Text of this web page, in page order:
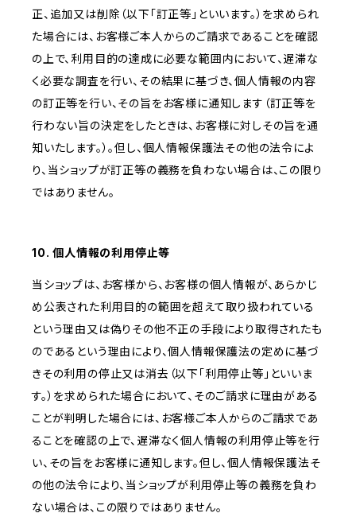
正、追加又は削除（以下「訂正等」といいます。）を求められ
た場合には、お客様ご本人からのご請求であることを確認
の上で、利用目的の達成に必要な範囲内において、遅滞な
く必要な調査を行い、その結果に基づき、個人情報の内容
の訂正等を行い、その旨をお客様に通知します（訂正等を
行わない旨の決定をしたときは、お客様に対しその旨を通
知いたします。）。但し、個人情報保護法その他の法令によ
り、当ショップが訂正等の義務を負わない場合は、この限り
ではありません。
10. 個人情報の利用停止等
当ショップは、お客様から、お客様の個人情報が、あらかじ
め公表された利用目的の範囲を超えて取り扱われている
という理由又は偽りその他不正の手段により取得されたも
のであるという理由により、個人情報保護法の定めに基づ
きその利用の停止又は消去（以下「利用停止等」といいま
す。）を求められた場合において、そのご請求に理由がある
ことが判明した場合には、お客様ご本人からのご請求であ
ることを確認の上で、遅滞なく個人情報の利用停止等を行
い、その旨をお客様に通知します。但し、個人情報保護法そ
の他の法令により、当ショップが利用停止等の義務を負わ
ない場合は、この限りではありません。